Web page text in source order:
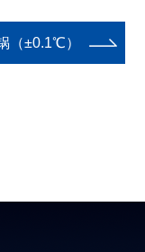
（±0.1℃）